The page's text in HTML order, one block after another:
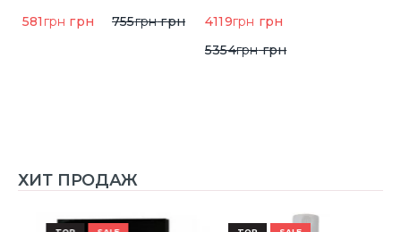
581 грн грн 755грнгрн
4119грн грн
5354грнгрн
ХИТ ПРОДАЖ